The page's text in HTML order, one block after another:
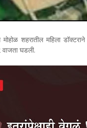
शहरातील महिला
घडली.